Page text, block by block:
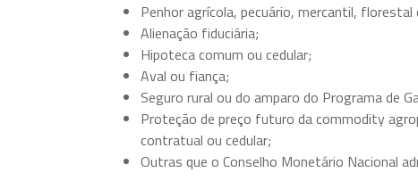
Penhor agrícola, pecuário, mercantil, florestal
Alienação fiduciária;
Hipoteca comum ou cedular;
Aval ou fiança;
Seguro rural ou do amparo do Programa de
Proteção de preço futuro da commodity
contratual ou cedular;
Outras que o Conselho Monetário Nacional